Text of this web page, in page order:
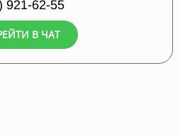
921-62-55
В ЧАТ